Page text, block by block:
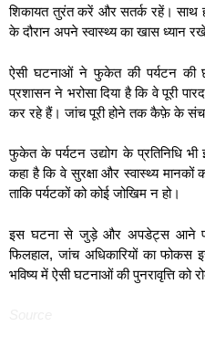
शिकायत तुरंत करें और सतर्क रहें। साथ
के दौरान अपने स्वास्थ्य का खास ध्यान
ऐसी घटनाओं ने फुकेत की पर्यटन की
प्रशासन ने भरोसा दिया है कि वे पूरी
कर रहे हैं। जांच पूरी होने तक कैफ़े के
फुकेत के पर्यटन उद्योग के प्रतिनिधि
कहा है कि वे सुरक्षा और स्वास्थ्य
ताकि पर्यटकों को कोई जोखिम न हो।
इस घटना से जुड़े और अपडेट्स आने
फिलहाल, जांच अधिकारियों का फोकस
भविष्य में ऐसी घटनाओं की पुनरावृत्ति को